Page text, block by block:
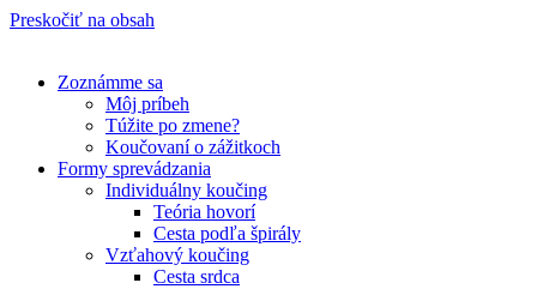
Preskočiť na obsah
Zoznámme sa
Môj príbeh
Túžite po zmene?
Koučovaní o zážitkoch
Formy sprevádzania
Individuálny koučing
Teória hovorí
Cesta podľa špirály
Vzťahový koučing
Cesta srdca